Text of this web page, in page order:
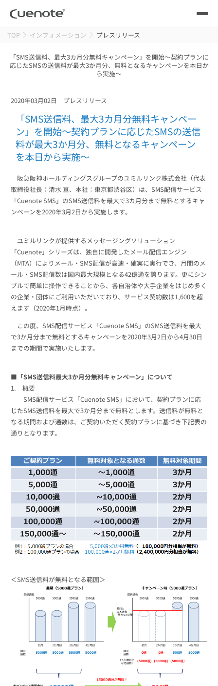
製品
メール配信システム
kintone（キントーン）メール配信
SMS配信サービス
Webプッシュ通知サービス
アンケートシステム・フォーム
緊急参集・安否確認
SNSプロモーション支援事業
（当社グループ企業）
活用シーン
会員獲得／ニーズ把握
コストを抑える
遅延なく確実・高速に送る
効果改善・顧客育成
システム連携・効率化
セキュリティ対策
導入事例
サポート
セミナー
ブログ・各種資料
ブログ・各種資料トップ
資料ダウンロード
メール配信用語集
資料請求・お問い合わせ
無料トライアル
東京 03-6820-0515 大阪06-6131-9960
（平日 10:00〜18:00）
TOP インフォメーション プレスリリース
「SMS送信料、最大3カ月分無料キャンペーン」を開始～契約プランに
応じたSMSの送信料が最大3か月分、無料となるキャンペーンを本日か
ら実施～
2020年03月02日 プレスリリース
「SMS送信料、最大3カ月分無料キャンペー
ン」を開始～契約プランに応じたSMSの送信
料が最大3か月分、無料となるキャンペーン
を本日から実施～
阪急阪神ホールディングスグループのユミルリンク株式会社（代表
取締役社長：清水 亘、本社：東京都渋谷区）は、SMS配信サービス
「Cuenote SMS」のSMS送信料を最大で3カ月分まで無料とするキャ
ンペーンを2020年3月2日から実施します。
ユミルリンクが提供するメッセージングソリューション
「Cuenote」シリーズは、独自に開発したメール配信エンジン
（MTA）によりメール・SMS配信が高速・確実に実行でき、月間のメ
ール・SMS配信数は国内最大規模となる42億通を誇ります。更にシン
プルで簡単に操作できることから、各自治体や大手企業をはじめ多く
の企業・団体にご利用いただいており、サービス契約数は1,600を超
えます（2020年1月時点）。
この度、SMS配信サービス「Cuenote SMS」のSMS送信料を最大
で3か月分まで無料とするキャンペーンを2020年3月2日から4月30日
までの期間で実施いたします。
■ 「SMS送信料最大3か月分無料キャンペーン」について
1. 概要
SMS配信サービス「Cuenote SMS」において、契約プランに応
じたSMS送信料を最大で3か月分まで無料とします。送信料が無料と
なる期間および通数は、ご契約いただく契約プランに基づき下記表の
通りとなります。
＜SMS送信料が無料となる範囲＞